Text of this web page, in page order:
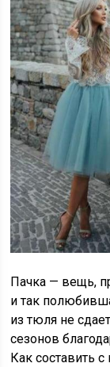
Пачка — вещь,
и так
из тюля не
сезонов
Как составить